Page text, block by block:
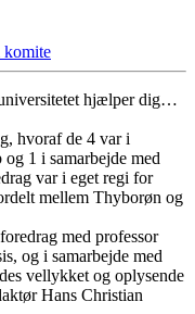
komite
hjælper dig…
hvoraf de 4 var i
1 i samarbejde med
var i eget regi for
mellem Thyborøn og
med professor
og i samarbejde med
vellykket og oplysende
Hans Christian